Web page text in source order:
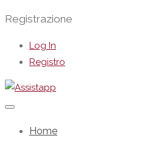
Registrazione
Log In
Registro
Home